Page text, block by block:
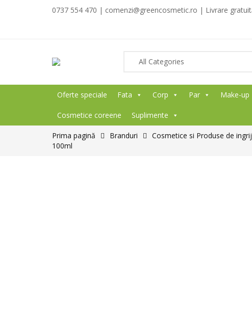
0737 554 470 | comenzi@greencosmetic.ro | Livrare
Oferte speciale Fata Corp Par Make-up
Cosmetice coreene Suplimente
Prima pagină Branduri Cosmetice si Produse de
100ml